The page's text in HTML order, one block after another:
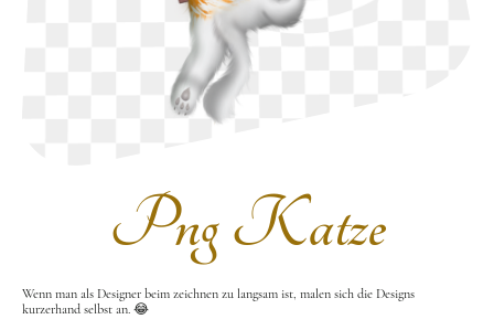
Png Katze
Wenn man als Designer beim zeichnen zu langsam ist, malen sich die Designs
kurzerhand selbst an. 😂